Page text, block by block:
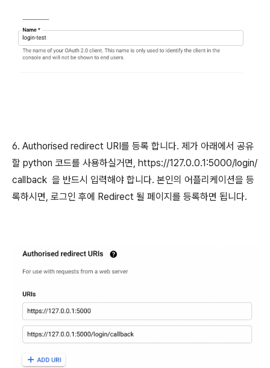
6. Authorised redirect URI를 등록 합니다. 제가 아래에서 공유
할 python 코드를 사용하실거면, https://127.0.0.1:5000/login/
callback 을 반드시 입력해야 합니다. 본인의 어플리케이션을 등
록하시면, 로그인 후에 Redirect 될 페이지를 등록하면 됩니다.